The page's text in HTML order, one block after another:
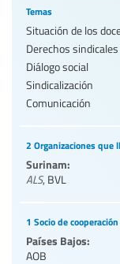
Temas
Situación de los
Derechos sindicales
Diálogo social
Sindicalización
Comunicación
2 Organizaciones que
Surinam:
ALS, BVL
1 Socio de cooperación
Países Bajos:
AOB